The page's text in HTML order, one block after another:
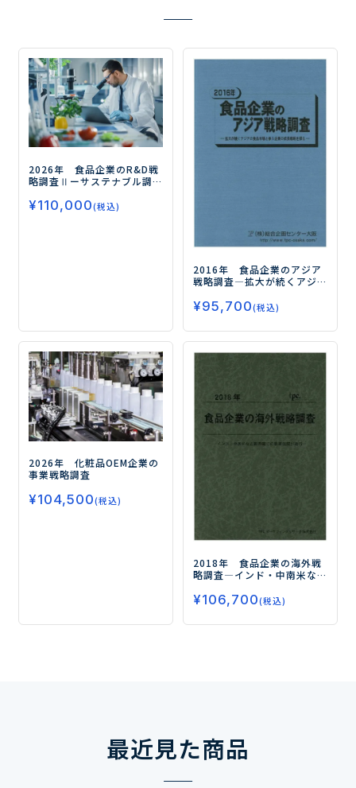
2026年 食品企業のR&D戦
略調査Ⅱ ーサステナブル調
る5つの戦略ー
¥110,000(税込)
2016年 食品企業のアジア
戦略調査―拡大が続くアジ
成長戦略を探る―
¥95,700(税込)
2026年 化粧品OEM企業の
事業戦略調査
¥104,500(税込)
2018年 食品企業の海外戦
略調査―インド・中南米な
行―
¥106,700(税込)
最近見た商品